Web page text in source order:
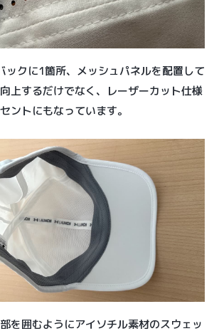
ックに1箇所、メッシュパネルを配置して
上するだけでなく、レーザーカット仕様
ントにもなっています。
を囲むようにアイソチル素材のスウェッ